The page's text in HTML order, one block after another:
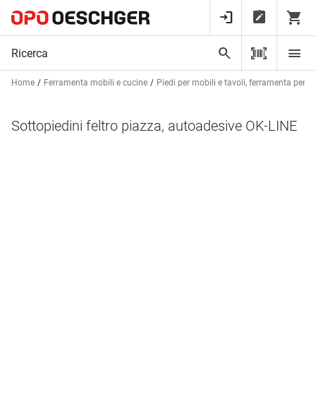
Home Ferramenta mobili e cucine Piedi per mobili e tavoli, ferramenta per
Sottopiedini feltro piazza, autoadesive OK-LINE